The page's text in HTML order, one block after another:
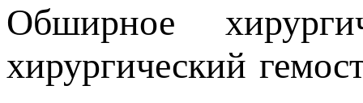
Обширное
хирургический